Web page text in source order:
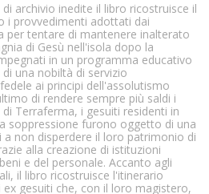
archivio inedite il libro ricostruisce il
i provvedimenti adottati dai
per tentare di mantenere inalterato
di Gesù nell'isola dopo la
in un programma educativo
una nobiltà di servizio
ai principi dell'assolutismo
di rendere sempre più saldi i
Terraferma, i gesuiti residenti in
soppressione furono oggetto di una
a non disperdere il loro patrimonio di
alla creazione di istituzioni
e del personale. Accanto agli
il libro ricostruisce l'itinerario
gesuiti che, con il loro magistero,